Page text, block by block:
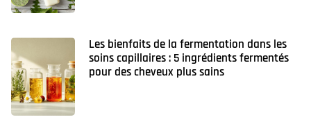
Les bienfaits de la fermentation dans les
soins capillaires : 5 ingrédients fermentés
pour des cheveux plus sains